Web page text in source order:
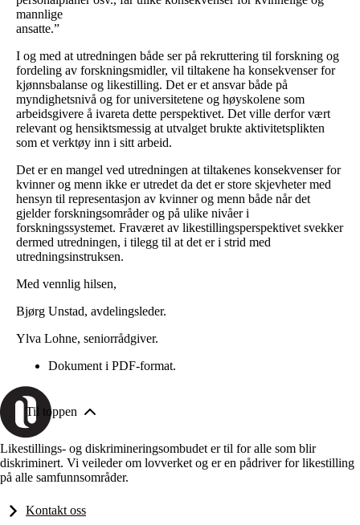
mannlige
ansatte.”
I og med at utredningen både ser på rekruttering til forskning og
fordeling av forskningsmidler, vil tiltakene ha konsekvenser for
kjønnsbalanse og likestilling. Det er et ansvar både på
myndighetsnivå og for universitetene og høyskolene som
arbeidsgivere å ivareta dette perspektivet. Det ville derfor vært
relevant og hensiktsmessig at utvalget brukte aktivitetsplikten
som et verktøy inn i sitt arbeid.
Det er en mangel ved utredningen at tiltakenes konsekvenser for
kvinner og menn ikke er utredet da det er store skjevheter med
hensyn til representasjon av kvinner og menn både når det
gjelder forskningsområder og på ulike nivåer i
forskningssystemet. Fraværet av likestillingsperspektivet svekker
dermed utredningen, i tilegg til at det er i strid med
utredningsinstruksen.
Med vennlig hilsen,
Bjørg Unstad, avdelingsleder.
Ylva Lohne, seniorrådgiver.
Dokument i PDF-format.
Til toppen
Likestillings- og diskrimineringsombudet er til for alle som blir
diskriminert. Vi veileder om lovverket og er en pådriver for likestilling
på alle samfunnsområder.
Kontakt oss